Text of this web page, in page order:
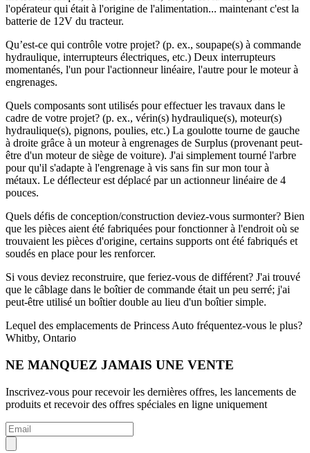
l'opérateur qui était à l'origine de l'alimentation... maintenant c'est la
batterie de 12V du tracteur.
Qu’est-ce qui contrôle votre projet? (p. ex., soupape(s) à commande
hydraulique, interrupteurs électriques, etc.) Deux interrupteurs
momentanés, l'un pour l'actionneur linéaire, l'autre pour le moteur à
engrenages.
Quels composants sont utilisés pour effectuer les travaux dans le
cadre de votre projet? (p. ex., vérin(s) hydraulique(s), moteur(s)
hydraulique(s), pignons, poulies, etc.) La goulotte tourne de gauche
à droite grâce à un moteur à engrenages de Surplus (provenant peut-
être d'un moteur de siège de voiture). J'ai simplement tourné l'arbre
pour qu'il s'adapte à l'engrenage à vis sans fin sur mon tour à
métaux. Le déflecteur est déplacé par un actionneur linéaire de 4
pouces.
Quels défis de conception/construction deviez-vous surmonter? Bien
que les pièces aient été fabriquées pour fonctionner à l'endroit où se
trouvaient les pièces d'origine, certains supports ont été fabriqués et
soudés en place pour les renforcer.
Si vous deviez reconstruire, que feriez-vous de différent? J'ai trouvé
que le câblage dans le boîtier de commande était un peu serré; j'ai
peut-être utilisé un boîtier double au lieu d'un boîtier simple.
Lequel des emplacements de Princess Auto fréquentez-vous le plus?
Whitby, Ontario
NE MANQUEZ JAMAIS UNE VENTE
Inscrivez-vous pour recevoir les dernières offres, les lancements de
produits et recevoir des offres spéciales en ligne uniquement